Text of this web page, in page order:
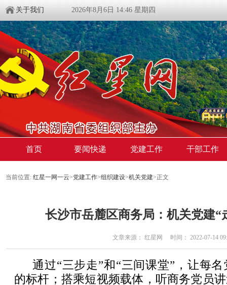
关于我们 2026年8月6日 14:46 星期四
首页 要闻快递 党建工作 干部工作
当前位置: 红星一网一云>党建工作>组织建设>机关党建>正文
长沙市岳麓区商务局：机关党建“
文章来源： 红星网 时间： 2022-07-14
通过“三步走”和“三间课堂”，让每
的标杆；搭乘短视频载体，听商务党员